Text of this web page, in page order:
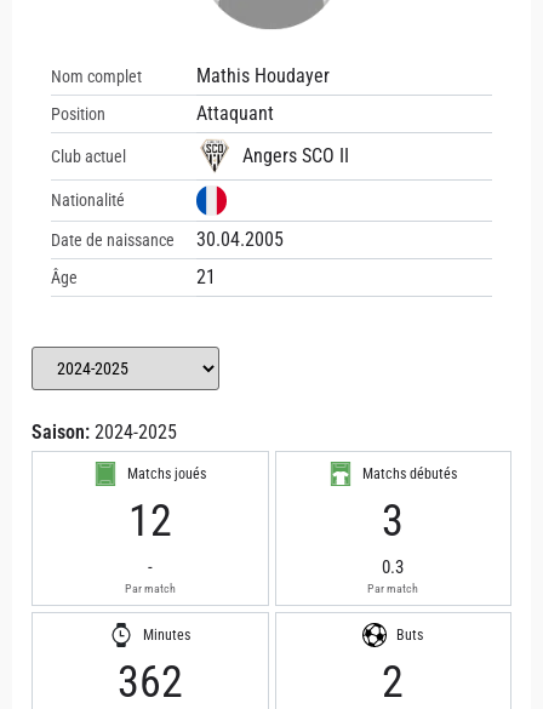
Nom complet Mathis Houdayer
Position Attaquant
Club actuel Angers SCO II
Nationalité
Date de naissance 30.04.2005
Âge 21
Saison: 2024-2025
Matchs joués
12
-
Par match
Matchs débutés
3
0.3
Par match
Minutes
362
Buts
2